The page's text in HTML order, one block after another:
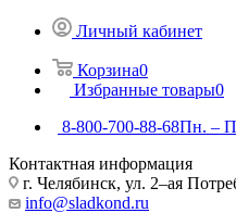
Личный кабинет
Корзина0
Избранные товары0
8-800-700-88-68Пн. –
Контактная информация
г. Челябинск, ул. 2–ая
info@sladkond.ru